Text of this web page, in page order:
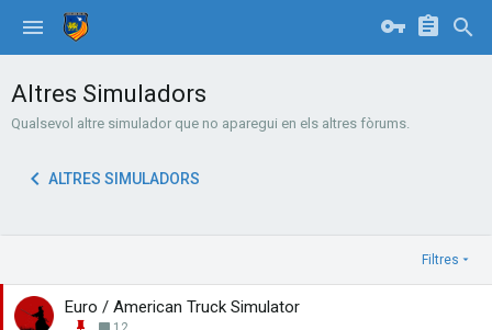
Altres Simuladors
Qualsevol altre simulador que no aparegui en els altres fòrums.
ALTRES SIMULADORS
Filtres
Euro / American Truck Simulator